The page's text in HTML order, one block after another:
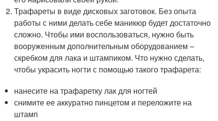
Трафареты в виде дисковых заготовок. Без опыта
работы с ними делать себе маникюр будет достаточно
сложно. Чтобы ими воспользоваться, нужно быть
вооруженным дополнительным оборудованием –
скребком для лака и штампиком. Что нужно сделать,
чтобы украсить ногти с помощью такого трафарета:
нанесите на трафаретку лак для ногтей
снимите ее аккуратно пинцетом и переложите на
штамп